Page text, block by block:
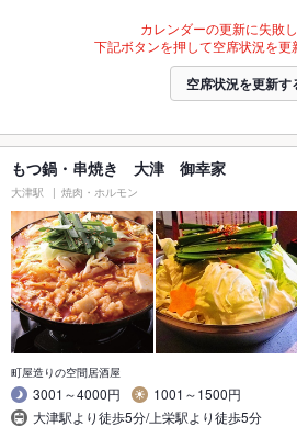
カレンダーの更新に失敗し
下記ボタンを押して空席状況を更
空席状況を更新す
もつ鍋・串焼き 大津 御幸家
大津駅 焼肉・ホルモン
町屋造りの空間居酒屋
3001～4000円
1001～1500円
大津駅より徒歩5分/上栄駅より徒歩5分